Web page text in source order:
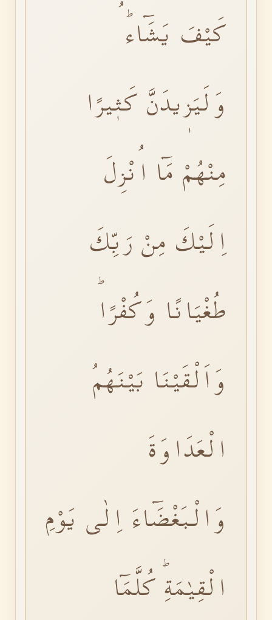
كَيْفَ يَشَٓاءُۜ
وَلَيَزٖيدَنَّ كَثٖيرًا
مِنْهُمْ مَٓا اُنْزِلَ
اِلَيْكَ مِنْ رَبِّكَ
طُغْيَانًا وَكُفْرًاۜ
وَاَلْقَيْنَا بَيْنَهُمُ
الْعَدَاوَةَ
وَالْبَغْضَٓاءَ اِلٰى يَوْمِ
الْقِيٰمَةِۜ كُلَّمَٓا